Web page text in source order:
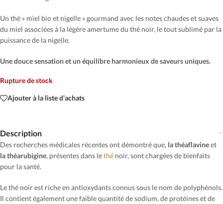
Un thé « miel bio et nigelle » gourmand avec les notes chaudes et suaves
du miel associées à la légère amertume du thé noir, le tout sublimé par la
puissance de la nigelle.
Une douce sensation et un équilibre harmonieux de saveurs uniques.
Rupture de stock
Ajouter à la liste d’achats
Description
Des recherches médicales récentes ont démontré que, la théaflavineet
la théarubigine, présentes dans lethé noir, sont chargées de bienfaits
pour la santé.
Le thé noir est riche en antioxydants connus sous le nom de polyphénols.
Il contient également une faible quantité de sodium, de protéines et de